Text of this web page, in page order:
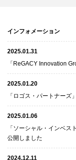
インフォメーション
2025.01.31
「ReGACY Innovation
2025.01.20
「ロゴス・パートナーズ
2025.01.06
「ソーシャル・インベ
公開しました
2024.12.11